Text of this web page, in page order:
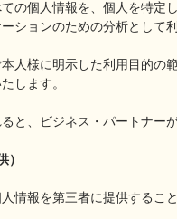
ての個人情報を、個人を特定
ションのための分析として
本人様に明示した利用目的
します。
と、ビジネス・パートナー
情報を第三者に提供するこ